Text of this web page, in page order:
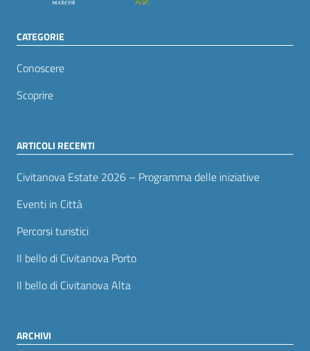
CATEGORIE
Conoscere
Scoprire
ARTICOLI RECENTI
Civitanova Estate 2026 – Programma delle iniziative
Eventi in Città
Percorsi turistici
Il bello di Civitanova Porto
Il bello di Civitanova Alta
ARCHIVI